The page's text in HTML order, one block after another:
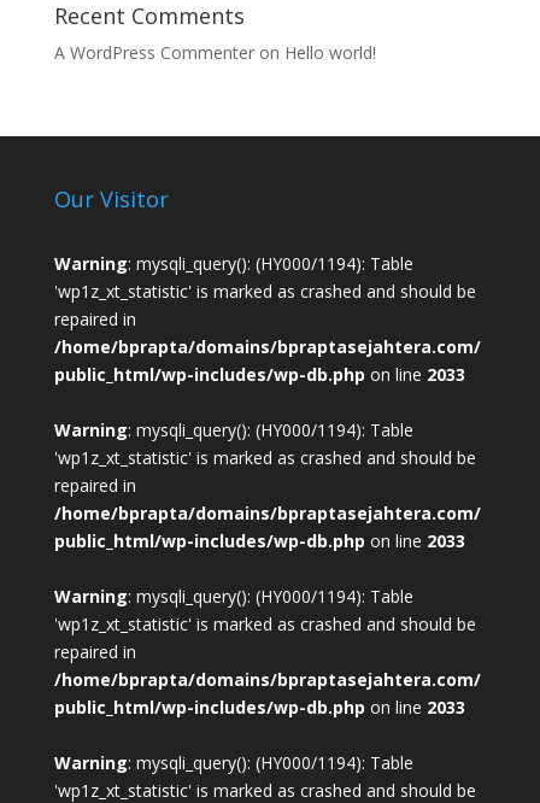
Recent Comments
A WordPress Commenteron Hello world!
Our Visitor
Warning: mysqli_query(): (HY000/1194): Table
'wp1z_xt_statistic' is marked as crashed and should be
repaired in
/home/bprapta/domains/bpraptasejahtera.com/
public_html/wp-includes/wp-db.php on line 2033
Warning: mysqli_query(): (HY000/1194): Table
'wp1z_xt_statistic' is marked as crashed and should be
repaired in
/home/bprapta/domains/bpraptasejahtera.com/
public_html/wp-includes/wp-db.php on line 2033
Warning: mysqli_query(): (HY000/1194): Table
'wp1z_xt_statistic' is marked as crashed and should be
repaired in
/home/bprapta/domains/bpraptasejahtera.com/
public_html/wp-includes/wp-db.php on line 2033
Warning: mysqli_query(): (HY000/1194): Table
'wp1z_xt_statistic' is marked as crashed and should be